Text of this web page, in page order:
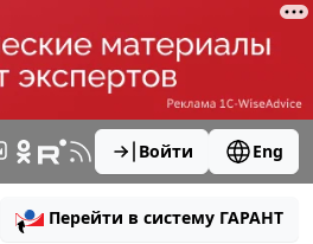
Войти Eng
Перейти в систему ГАРАНТ